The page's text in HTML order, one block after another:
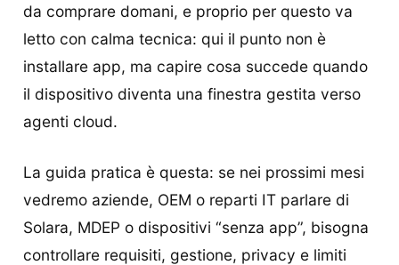
da comprare domani, e proprio per questo va
letto con calma tecnica: qui il punto non è
installare app, ma capire cosa succede quando
il dispositivo diventa una finestra gestita verso
agenti cloud.
La guida pratica è questa: se nei prossimi mesi
vedremo aziende, OEM o reparti IT parlare di
Solara, MDEP o dispositivi “senza app”, bisogna
controllare requisiti, gestione, privacy e limiti